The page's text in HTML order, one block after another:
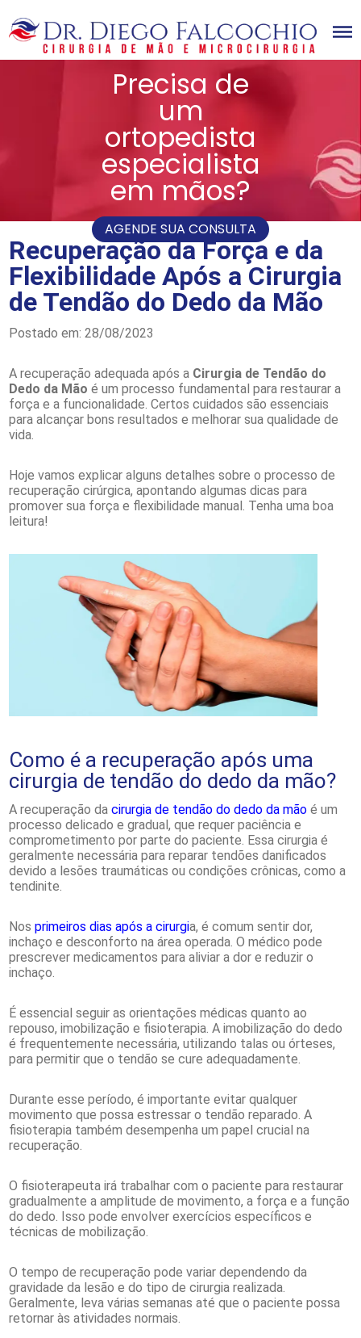
Dr Diego Falcochio
Artigos Científicos
Precisa de
um
ortopedista
especialista
em mãos?
AGENDE SUA CONSULTA
Recuperação da Força e da
Flexibilidade Após a Cirurgia
de Tendão do Dedo da Mão
Postado em: 28/08/2023
A recuperação adequada após a Cirurgia de Tendão do
Dedo da Mão é um processo fundamental para restaurar a
força e a funcionalidade. Certos cuidados são essenciais
para alcançar bons resultados e melhorar sua qualidade de
vida.
Hoje vamos explicar alguns detalhes sobre o processo de
recuperação cirúrgica, apontando algumas dicas para
promover sua força e flexibilidade manual. Tenha uma boa
leitura!
Como é a recuperação após uma
cirurgia de tendão do dedo da mão?
A recuperação dacirurgia de tendão do dedo da mão é um
processo delicado e gradual, que requer paciência e
comprometimento por parte do paciente. Essa cirurgia é
geralmente necessária para reparar tendões danificados
devido a lesões traumáticas ou condições crônicas, como a
tendinite.
Nosprimeiros dias após a cirurgia, é comum sentir dor,
inchaço e desconforto na área operada. O médico pode
prescrever medicamentos para aliviar a dor e reduzir o
inchaço.
É essencial seguir as orientações médicas quanto ao
repouso, imobilização e fisioterapia. A imobilização do dedo
é frequentemente necessária, utilizando talas ou órteses,
para permitir que o tendão se cure adequadamente.
Durante esse período, é importante evitar qualquer
movimento que possa estressar o tendão reparado. A
fisioterapia também desempenha um papel crucial na
recuperação.
O fisioterapeuta irá trabalhar com o paciente para restaurar
gradualmente a amplitude de movimento, a força e a função
do dedo. Isso pode envolver exercícios específicos e
técnicas de mobilização.
O tempo de recuperação pode variar dependendo da
gravidade da lesão e do tipo de cirurgia realizada.
Geralmente, leva várias semanas até que o paciente possa
retornar às atividades normais.